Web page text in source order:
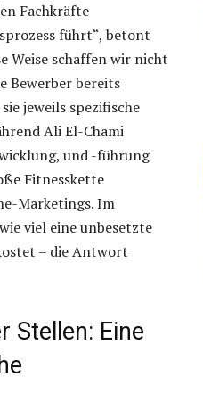
Fachkräfte
führt“, betont
Weise schaffen wir nicht
Bewerber bereits
jeweils spezifische
Ali El-Chami
und -führung
Fitnesskette
Marketings. Im
viel eine unbesetzte
– die Antwort
Stellen: Eine